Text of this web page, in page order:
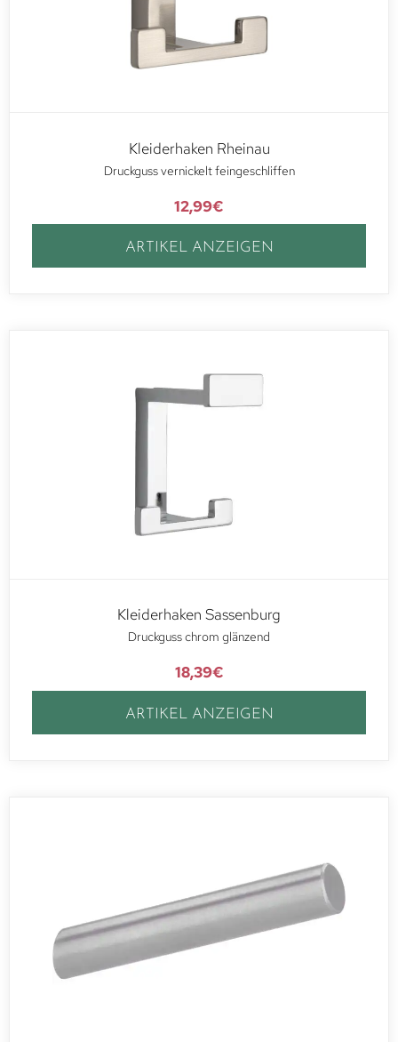
Kleiderhaken Rheinau
Druckguss vernickelt feingeschliffen
12,99€
ARTIKEL ANZEIGEN
Kleiderhaken Sassenburg
Druckguss chrom glänzend
18,39€
ARTIKEL ANZEIGEN